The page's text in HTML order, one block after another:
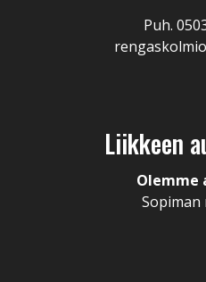
Puh.
Liikkeen
Olemme
Sopiman